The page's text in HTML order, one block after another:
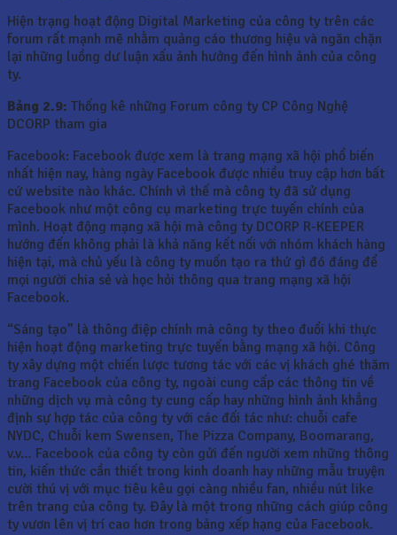
Hiện trạng hoạt động Digital Marketing của công ty trên các
forum rất mạnh mẽ nhằm quảng cáo thương hiệu và ngăn chặn
lại những luồng dư luận xấu ảnh hưởng đến hình ảnh của công
ty.
Bảng 2.9: Thống kê những Forum công ty CP Công Nghệ
DCORP tham gia
Facebook: Facebook được xem là trang mạng xã hội phổ biến
nhất hiện nay, hàng ngày Facebook được nhiều truy cập hơn bất
cứ website nào khác. Chính vì thế mà công ty đã sử dụng
Facebook như một công cụ marketing trực tuyến chính của
mình. Hoạt động mạng xã hội mà công ty DCORP R-KEEPER
hướng đến không phải là khả năng kết nối với nhóm khách hàng
hiện tại, mà chủ yếu là công ty muốn tạo ra thứ gì đó đáng để
mọi người chia sẻ và học hỏi thông qua trang mạng xã hội
Facebook.
“Sáng tạo” là thông điệp chính mà công ty theo đuổi khi thực
hiện hoạt động marketing trực tuyến bằng mạng xã hội. Công
ty xây dựng một chiến lược tương tác với các vị khách ghé thăm
trang Facebook của công ty, ngoài cung cấp các thông tin về
những dịch vụ mà công ty cung cấp hay những hình ảnh khẳng
định sự hợp tác của công ty với các đối tác như: chuỗi cafe
NYDC, Chuỗi kem Swensen, The Pizza Company, Boomarang,
v.v… Facebook của công ty còn gửi đến người xem những thông
tin, kiến thức cần thiết trong kinh doanh hay những mẫu truyện
cười thú vị với mục tiêu kêu gọi càng nhiều fan, nhiều nút like
trên trang của công ty. Đây là một trong những cách giúp công
ty vươn lên vị trí cao hơn trong bảng xếp hạng của Facebook.